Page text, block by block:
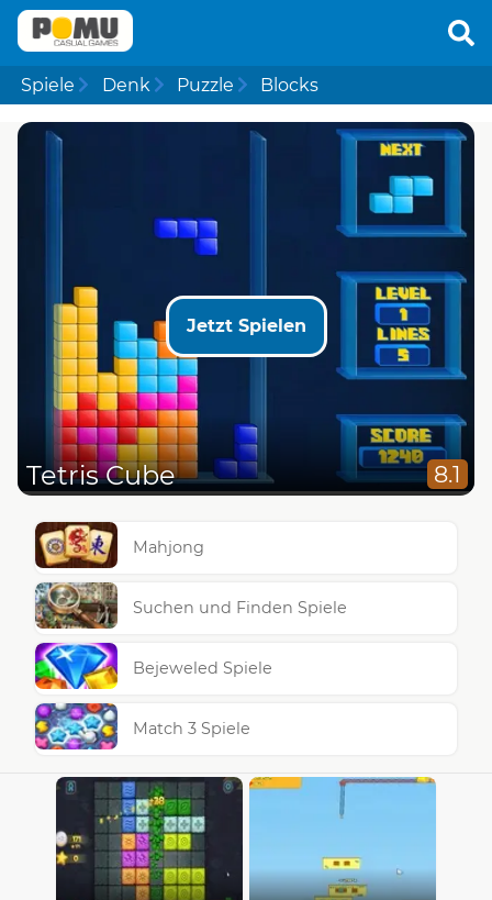
Spiele Denk Puzzle Blocks
Jetzt Spielen
Tetris Cube 8.1
Mahjong
Suchen und Finden Spiele
Bejeweled Spiele
Match 3 Spiele